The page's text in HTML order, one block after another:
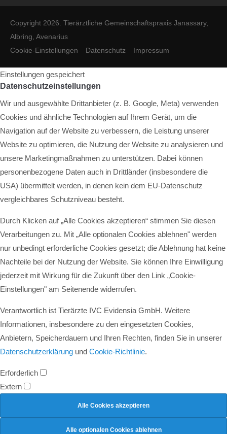
Copyright 2026. Tierärztliche Gemeinschaftspraxis Janassary,
Albring, Avenarius
Cookie-Einstellungen
Datenschutz Impressum
Einstellungen gespeichert
Datenschutzeinstellungen
Wir und ausgewählte Drittanbieter (z. B. Google, Meta) verwenden
Cookies und ähnliche Technologien auf Ihrem Gerät, um die
Navigation auf der Website zu verbessern, die Leistung unserer
Website zu optimieren, die Nutzung der Website zu analysieren und
unsere Marketingmaßnahmen zu unterstützen. Dabei können
personenbezogene Daten auch in Drittländer (insbesondere die
USA) übermittelt werden, in denen kein dem EU-Datenschutz
vergleichbares Schutzniveau besteht.
Durch Klicken auf „Alle Cookies akzeptieren“ stimmen Sie diesen
Verarbeitungen zu. Mit „Alle optionalen Cookies ablehnen" werden
nur unbedingt erforderliche Cookies gesetzt; die Ablehnung hat keine
Nachteile bei der Nutzung der Website. Sie können Ihre Einwilligung
jederzeit mit Wirkung für die Zukunft über den Link „Cookie-
Einstellungen" am Seitenende widerrufen.
Verantwortlich ist Tierärzte IVC Evidensia GmbH. Weitere
Informationen, insbesondere zu den eingesetzten Cookies,
Anbietern, Speicherdauern und Ihren Rechten, finden Sie in unserer
Datenschutzerklärung und Cookie-Richtlinie.
Erforderlich
Extern